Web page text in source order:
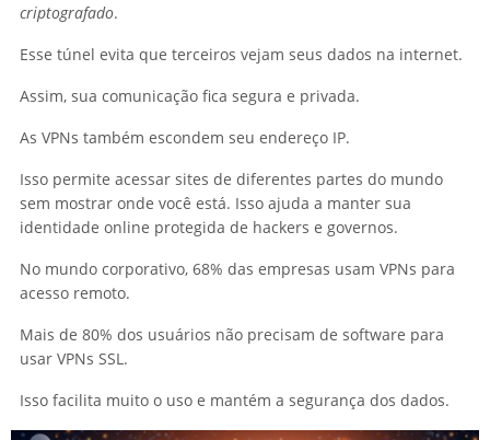
criptografado.
Esse túnel evita que terceiros vejam seus dados na internet.
Assim, sua comunicação fica segura e privada.
As VPNs também escondem seu endereço IP.
Isso permite acessar sites de diferentes partes do mundo
sem mostrar onde você está. Isso ajuda a manter sua
identidade online protegida de hackers e governos.
No mundo corporativo, 68% das empresas usam VPNs para
acesso remoto.
Mais de 80% dos usuários não precisam de software para
usar VPNs SSL.
Isso facilita muito o uso e mantém a segurança dos dados.